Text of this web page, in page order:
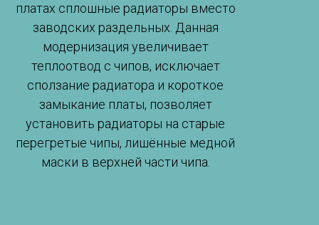
платах сплошные радиаторы вместо
заводских раздельных. Данная
модернизация увеличивает
теплоотвод с чипов, исключает
сползание радиатора и короткое
замыкание платы, позволяет
установить радиаторы на старые
перегретые чипы, лишённые медной
маски в верхней части чипа.